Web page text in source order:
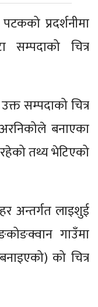
प्रदर्शनीमा
सम्पदाको चित्र
सम्पदाको चित्र
बनाएका
तथ्य भेटिएको
अन्तर्गत लाइशुई
गाउँमा
को चित्र